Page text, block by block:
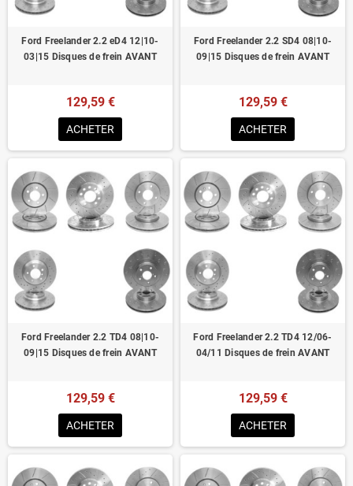
Ford Freelander 2.2 eD4 12|10-
03|15 Disques de frein AVANT
129,59 €
ACHETER
Ford Freelander 2.2 SD4 08|10-
09|15 Disques de frein AVANT
129,59 €
ACHETER
Ford Freelander 2.2 TD4 08|10-
09|15 Disques de frein AVANT
129,59 €
ACHETER
Ford Freelander 2.2 TD4 12/06-
04/11 Disques de frein AVANT
129,59 €
ACHETER